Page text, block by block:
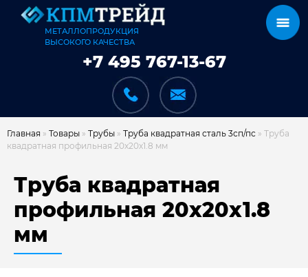
МЕТАЛЛОПРОДУКЦИЯ
ВЫСОКОГО КАЧЕСТВА
+7 495 767-13-67
Главная » Товары » Трубы » Труба квадратная сталь 3сп/пс » Труба
квадратная профильная 20х20х1.8 мм
Труба квадратная
профильная 20х20х1.8
мм